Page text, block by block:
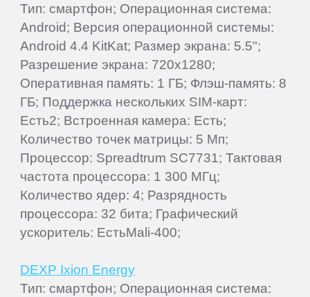
Тип: смартфон; Операционная система:
Android; Версия операционной системы:
Android 4.4 KitKat; Размер экрана: 5.5";
Разрешение экрана: 720x1280;
Оперативная память: 1 ГБ; Флэш-память: 8
ГБ; Поддержка нескольких SIM-карт:
Есть2; Встроенная камера: Есть;
Количество точек матрицы: 5 Мп;
Процессор: Spreadtrum SC7731; Тактовая
частота процессора: 1 300 МГц;
Количество ядер: 4; Разрядность
процессора: 32 бита; Графический
ускоритель: ЕстьMali-400;
DEXP Ixion Energy
Тип: смартфон; Операционная система: